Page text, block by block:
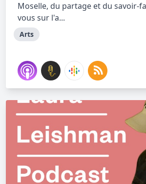
Moselle, du partage et du savoir-
vous sur l'a...
Arts